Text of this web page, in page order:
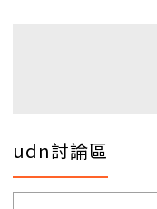
udn討論區